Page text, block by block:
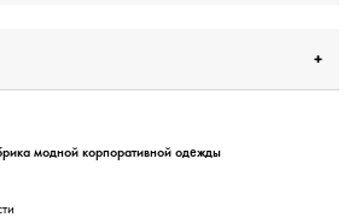
модной корпоративной одежды